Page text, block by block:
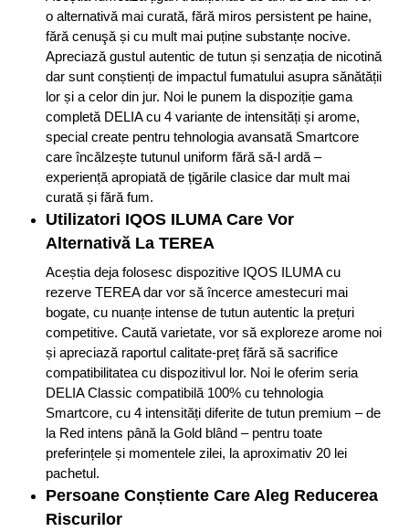
o alternativă mai curată, fără miros persistent pe haine,
fără cenuşă și cu mult mai puține substanțe nocive .
Apreciază gustul autentic de tutun și senzația de nicotină
dar sunt conștienți de impactul fumatului asupra sănătății
lor și a celor din jur . Noi le punem la dispoziție gama
completă DELIA cu 4 variante de intensități și arome,
special create pentru tehnologia avansată Smartcore
care încălzește tutunul uniform fără să-l ardă –
experiență apropiată de țigările clasice dar mult mai
curată și fără fum.
Utilizatori IQOS ILUMA Care Vor
Alternativă La TEREA
Aceștia deja folosesc dispozitive IQOS ILUMA cu
rezerve TEREA dar vor să încerce amestecuri mai
bogate, cu nuanțe intense de tutun autentic la prețuri
competitive . Caută varietate, vor să exploreze arome noi
și apreciază raportul calitate-preț fără să sacrifice
compatibilitatea cu dispozitivul lor . Noi le oferim seria
DELIA Classic compatibilă 100% cu tehnologia
Smartcore, cu 4 intensități diferite de tutun premium – de
la Red intens până la Gold blând – pentru toate
preferințele și momentele zilei, la aproximativ 20 lei
pachetul. ​
Persoane Conștiente Care Aleg Reducerea
Riscurilor